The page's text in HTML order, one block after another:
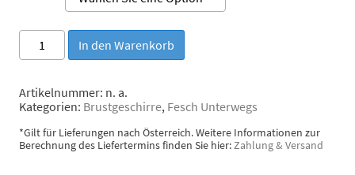
Curli
Brustgeschirr
Air-
Grau
Menge
In den Warenkorb
Artikelnummer: n. a.
Kategorien: Brustgeschirre, Fesch Unterwegs
*Gilt für Lieferungen nach Österreich. Weitere Informationen zur
Berechnung des Liefertermins finden Sie hier:Zahlung & Versand